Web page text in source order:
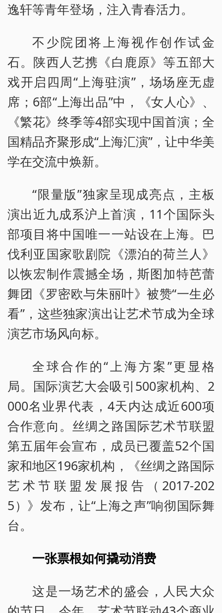
逸轩等青年登场，注入青春活力。
不少院团将上海视作创作试金
石。陕西人艺携《白鹿原》等五部大
戏开启四周“上海驻演”，场场座无虚
席；6部“上海出品”中，《女人心》、
《繁花》终季等4部实现中国首演；全
国精品齐聚形成“上海汇演”，让中华美
学在交流中焕新。
“限量版”独家呈现成亮点，主板
演出近九成系沪上首演，11个国际头
部项目将中国唯一一站设在上海。巴
伐利亚国家歌剧院《漂泊的荷兰人》
以恢宏制作震撼全场，斯图加特芭蕾
舞团《罗密欧与朱丽叶》被赞“一生必
看”，这些独家演出让艺术节成为全球
演艺市场风向标。
全球合作的“上海方案”更显格
局。国际演艺大会吸引500家机构、2
000名业界代表，4天内达成近600项
合作意向。丝绸之路国际艺术节联盟
第五届年会宣布，成员已覆盖52个国
家和地区196家机构，《丝绸之路国际
艺术节联盟发展报告（2017-202
5）》发布，让“上海之声”响彻国际舞
台。
一张票根如何撬动消费
这是一场艺术的盛会，人民大众